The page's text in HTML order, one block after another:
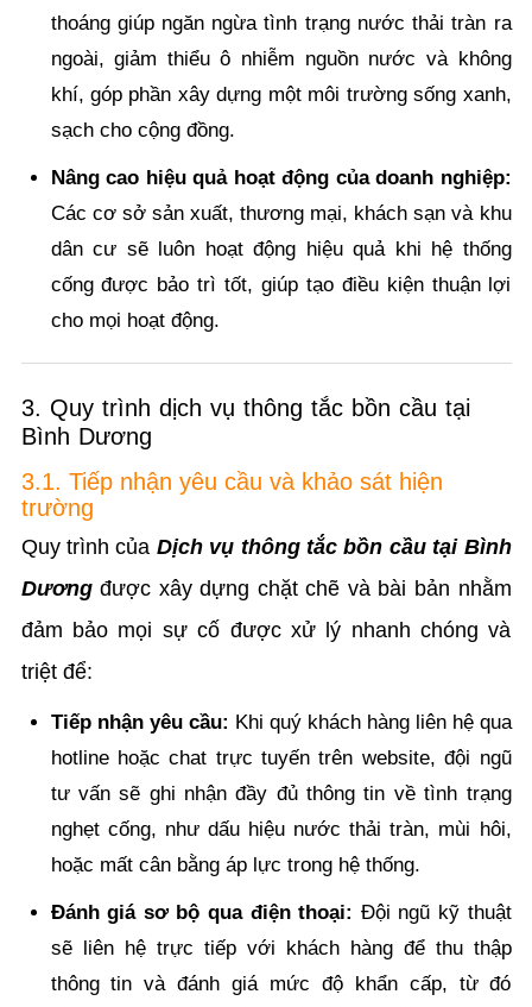
thoáng giúp ngăn ngừa tình trạng nước thải tràn ra
ngoài, giảm thiểu ô nhiễm nguồn nước và không
khí, góp phần xây dựng một môi trường sống xanh,
sạch cho cộng đồng.
Nâng cao hiệu quả hoạt động của doanh nghiệp:
Các cơ sở sản xuất, thương mại, khách sạn và khu
dân cư sẽ luôn hoạt động hiệu quả khi hệ thống
cống được bảo trì tốt, giúp tạo điều kiện thuận lợi
cho mọi hoạt động.
3. Quy trình dịch vụ thông tắc bồn cầu tại
Bình Dương
3.1. Tiếp nhận yêu cầu và khảo sát hiện
trường
Quy trình của Dịch vụ thông tắc bồn cầu tại Bình
Dươngđược xây dựng chặt chẽ và bài bản nhằm
đảm bảo mọi sự cố được xử lý nhanh chóng và
triệt để:
Tiếp nhận yêu cầu: Khi quý khách hàng liên hệ qua
hotline hoặc chat trực tuyến trên website, đội ngũ
tư vấn sẽ ghi nhận đầy đủ thông tin về tình trạng
nghẹt cống, như dấu hiệu nước thải tràn, mùi hôi,
hoặc mất cân bằng áp lực trong hệ thống.
Đánh giá sơ bộ qua điện thoại: Đội ngũ kỹ thuật
sẽ liên hệ trực tiếp với khách hàng để thu thập
thông tin và đánh giá mức độ khẩn cấp, từ đó